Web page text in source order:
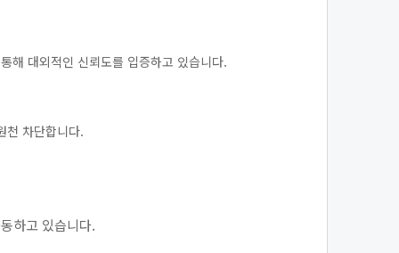
해 대외적인 신뢰도를 입증하고 있습니다.
천 차단합니다.
하고 있습니다.